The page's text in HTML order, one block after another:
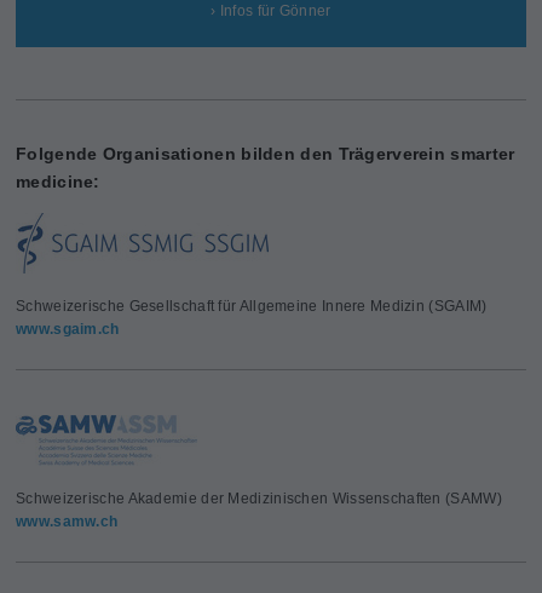
› Infos für Gönner
Folgende Organisationen bilden den Trägerverein smarter
medicine:
Schweizerische Gesellschaft für Allgemeine Innere Medizin (SGAIM)
www.sgaim.ch
Schweizerische Akademie der Medizinischen Wissenschaften (SAMW)
www.samw.ch